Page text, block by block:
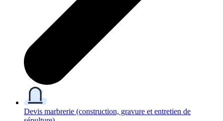
Devis marbrerie (construction, gravure et entretien de